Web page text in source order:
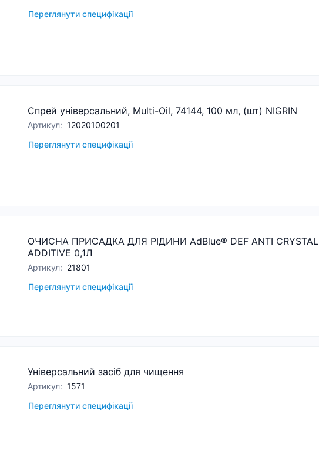
Переглянути специфікації
Спрей універсальний, Multi-Oil, 74144, 100 мл, (шт) NIGRIN
Артикул: 12020100201
Переглянути специфікації
ОЧИСНА ПРИСАДКА ДЛЯ РІДИНИ AdBlue® DEF ANTI CRYSTAL
ADDITIVE 0,1Л
Артикул: 21801
Переглянути специфікації
Універсальний засіб для чищення
Артикул: 1571
Переглянути специфікації